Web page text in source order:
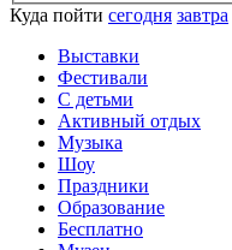
Куда пойти сегодня завтра
Выставки
Фестивали
С детьми
Активный отдых
Музыка
Шоу
Праздники
Образование
Бесплатно